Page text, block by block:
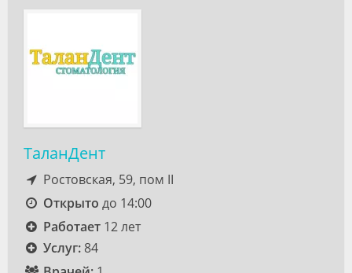
ТаланДент
Ростовская, 59, пом II
Открыто до 14:00
Работает12 лет
Услуг:84